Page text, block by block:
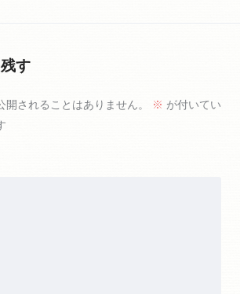
す
されることはありません。 ※ が付いてい